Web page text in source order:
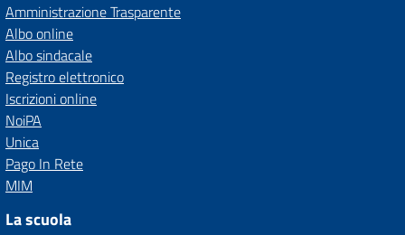
Amministrazione Trasparente
Albo online
Albo sindacale
Registro elettronico
Iscrizioni online
NoiPA
Unica
Pago In Rete
MIM
La scuola